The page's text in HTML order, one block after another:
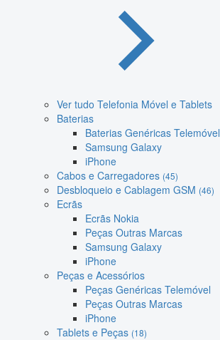
Ver tudo Telefonia Móvel e Tablets
Baterias
Baterias Genéricas Telemóvel
Samsung Galaxy
iPhone
Cabos e Carregadores (45)
Desbloqueio e Cablagem GSM (46)
Ecrãs
Ecrãs Nokia
Peças Outras Marcas
Samsung Galaxy
iPhone
Peças e Acessórios
Peças Genéricas Telemóvel
Peças Outras Marcas
iPhone
Tablets e Peças (18)